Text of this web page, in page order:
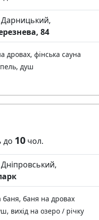
84
дровах, фінська сауна
душ
до 10чол.
баня, баня на дровах
вихід на озеро / річку